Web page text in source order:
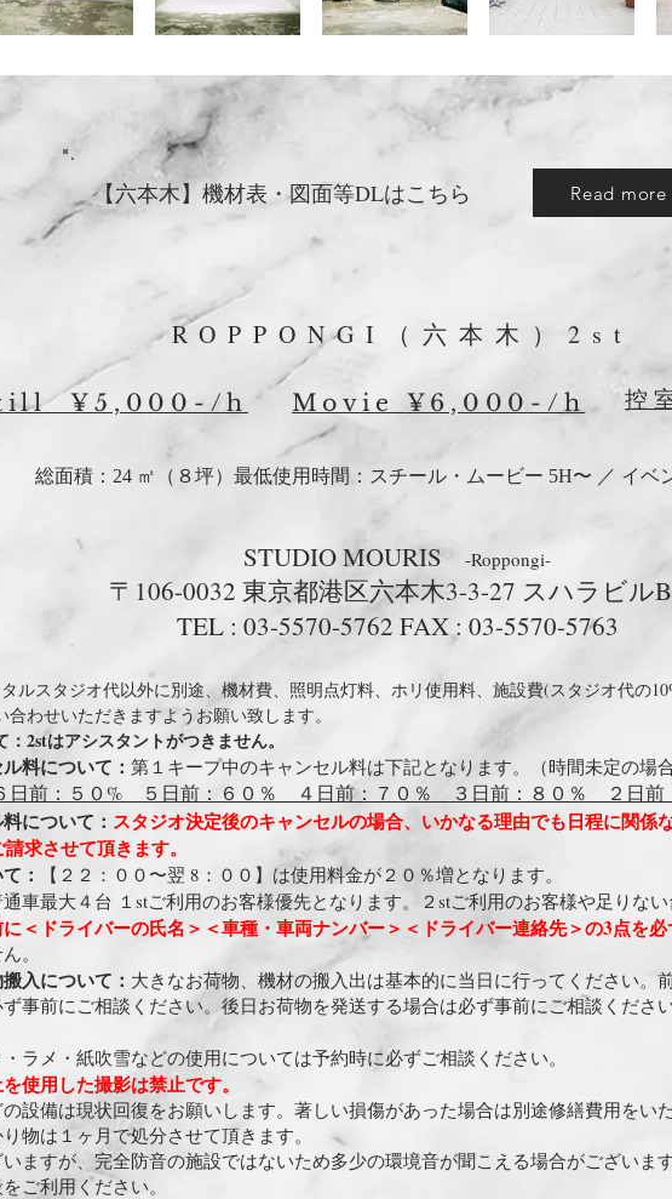
​【六本木】機材表・図面等DLはこちら Read more
​ROPPONGI（六本木）2st
¥5,000-/h Movie ¥6,000-/h 控
総面積：24 ㎡（８坪）最低使用時間：スチール・ムービー 5H〜 ／ イベ
STUDIO MOURIS -Roppongi-
〒106-0032 東京都港区六本木3-3-27 スハラビル
​TEL : 03-5570-5762 FAX : 03-5570-5763
ルスタジオ代以外に別途、 機材費、照明点灯料、ホリ使用料、施設費(スタジオ代の
合わせいただきますようお願い致します。
2stはアシスタントがつきません。
料について： 第１キープ中のキャンセル料は下記となります。（時間未定の場
日前：５０% ５日前：６０％ ４日前：７０％ ３日前：８０％ ２日前
について： スタジオ決定後のキャンセルの場合、いかなる理由でも日程に関係
求させて頂きます。
：
【２２：００〜翌 8：００】は使用料金が２０％増となります。
車最大４台 １stご利用のお客様優先となります。２stご利用のお客様や足りな
＜ドライバーの氏名＞＜車種・車両ナンバー＞＜ドライバー連絡先＞の3点を
。
入について： 大きなお荷物、機材の搬入出は基本的に当日に行ってください。
事前にご相談ください。後日お荷物を発送する場合は必ず事前にご相談くださ
ラメ・紙吹雪などの使用については予約時に必ずご相談ください。
使用した撮影は禁止です。
の設備は現状回復をお願いします。著しい損傷があった場合は別途修繕費用をい
物は１ヶ月で処分させて頂きます。
いますが、完全防音の施設ではないため多少の環境音が聞こえる場合がございま
ご利用ください。